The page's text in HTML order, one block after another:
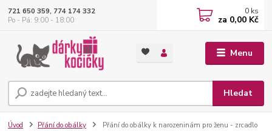
Menu
Hledat
721 650 359, 774 174 332
Po - Pá: 9:00 - 18:00
0 ks
za 0,00 Kč
Úvod Přání do obálky Přání do obálky k narozeninám pro ženu - zrcadlo